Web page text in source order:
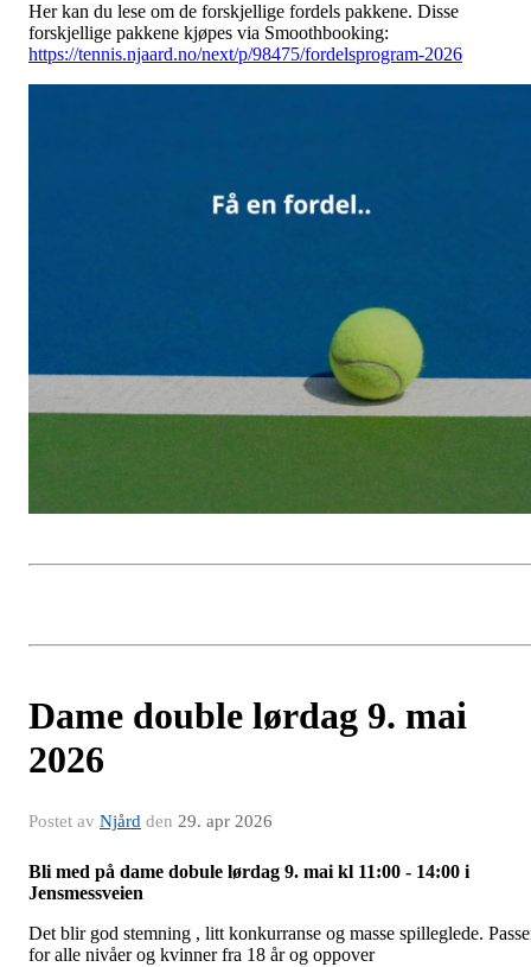
Her kan du lese om de forskjellige fordels pakkene. Disse
forskjellige pakkene kjøpes via Smoothbooking:
https://tennis.njaard.no/next/p/98475/fordelsprogram-2026
Dame double lørdag 9. mai
2026
Postet av Njård den 29. apr 2026
Bli med på dame dobule lørdag 9. mai kl 11:00 - 14:00 i
Jensmessveien
Det blir god stemning , litt konkurranse og masse spilleglede.
for alle nivåer og kvinner fra 18 år og oppover